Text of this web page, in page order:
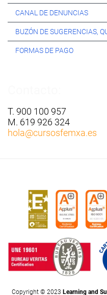
CANAL DE DENUNCIAS
BUZÓN DE SUGERENCIAS,
FORMAS DE PAGO
T. 900 100 957
M. 619 926 324
hola@cursosfemxa.es
Copyright © 2023 Learning and